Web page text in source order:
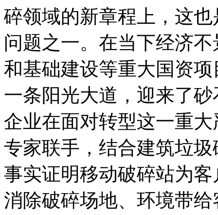
碎领域的新章程上，这
问题之一。在当下经济
和基础建设等重大国资
一条阳光大道，迎来了
企业在面对转型这一重
专家联手，结合建筑垃
事实证明移动破碎站为
消除破碎场地、环境带